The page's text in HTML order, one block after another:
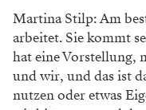
Martina Stilp: Am
arbeitet. Sie kommt
hat eine Vorstellung,
und wir, und das ist
nutzen oder etwas